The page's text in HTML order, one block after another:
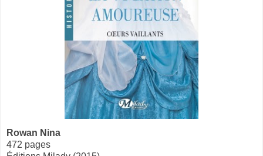
Rowan Nina
472 pages